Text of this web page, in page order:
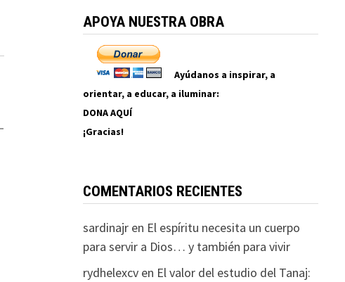
APOYA NUESTRA OBRA
Ayúdanos a inspirar, a
orientar, a educar, a iluminar:
DONA AQUÍ
¡Gracias!
COMENTARIOS RECIENTES
sardinajren El espíritu necesita un cuerpo
para servir a Dios… y también para vivir
rydhelexcven El valor del estudio del Tanaj: